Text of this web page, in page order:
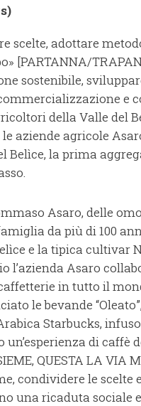
scelte, adottare
[PARTANNA/
sostenibile,
e
della Valle del
aziende agricole
Belìce, la prima
Asaro, delle
da più di 100
e la tipica cultivar
l’azienda Asaro
in tutto il
le bevande
Starbucks,
di caffè
QUESTA LA VIA
condividere le scelte
una ricaduta sociale